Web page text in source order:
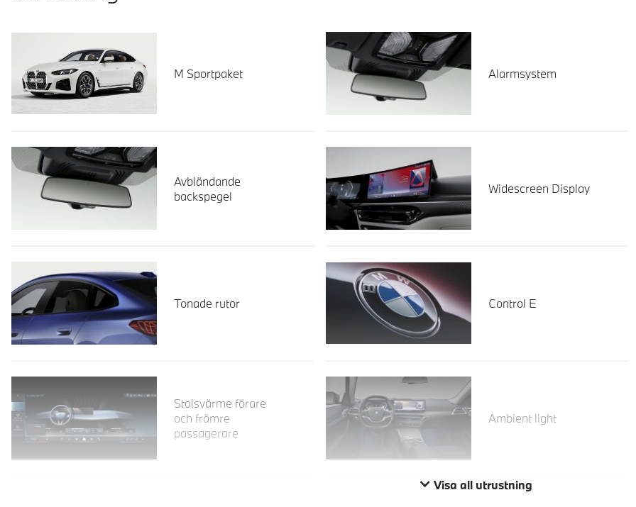
M Sportpaket Alarmsystem
Avbländande
backspegel
Widescreen Display
Tonade rutor Control E
Stolsvärme förare
och främre
passagerare
Ambient light
Visa all utrustning
Läs mer